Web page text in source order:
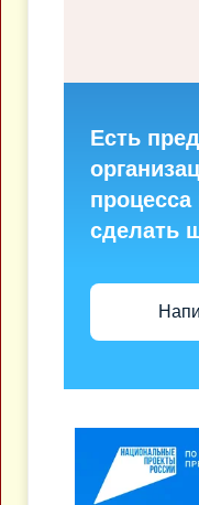
Есть
процесса
сделать